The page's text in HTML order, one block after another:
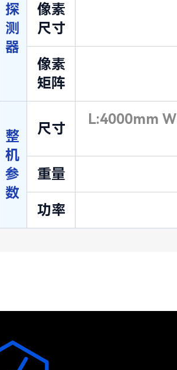
探
测
器
像素
尺寸
像素
矩阵
整
机
参
数
尺寸
L:4000mm
重量
功率